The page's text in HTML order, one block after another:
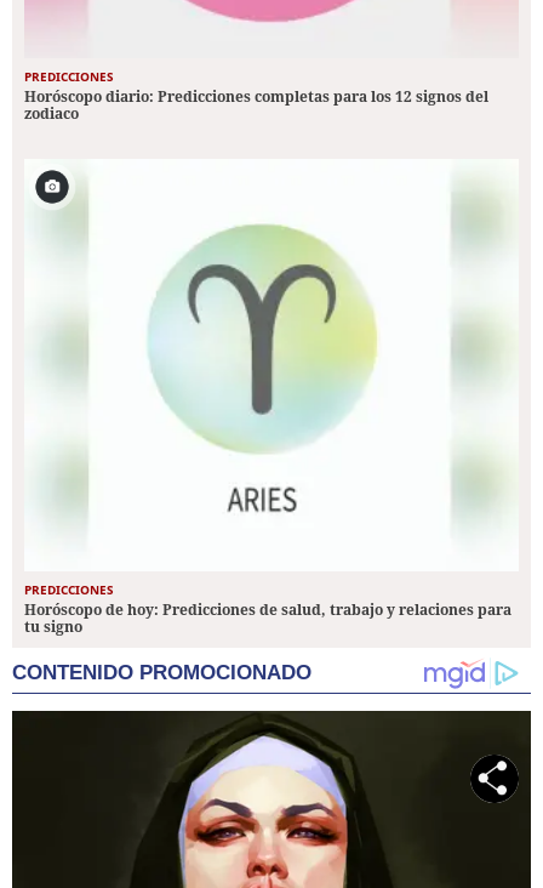
PREDICCIONES
Horóscopo diario: Predicciones completas para los 12 signos del
zodiaco
PREDICCIONES
Horóscopo de hoy: Predicciones de salud, trabajo y relaciones para
tu signo
CONTENIDO PROMOCIONADO